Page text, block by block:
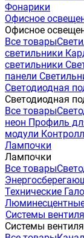
Фонарики
Офисное
Офисное
Все товары
светильники
светильники
панели
Светодиодная
Светодиодная
Все товары
неон Профиль
модули
Лампочки
Лампочки
Все товары
Технические
Системы
Системы